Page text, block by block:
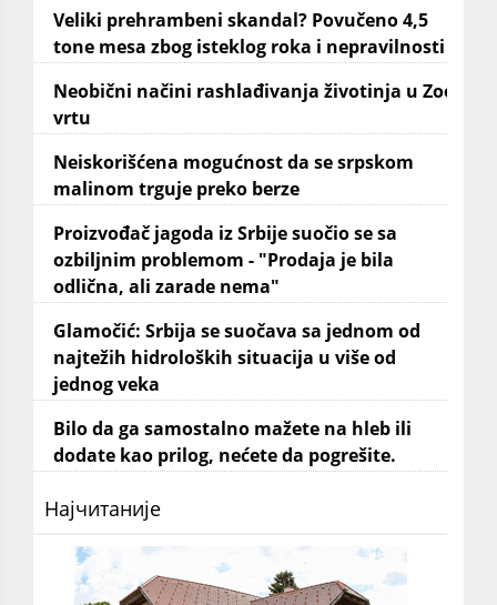
Veliki prehrambeni skandal? Povučeno 4,5
tone mesa zbog isteklog roka i nepravilnosti
Neobični načini rashlađivanja životinja u Zoo
vrtu
Neiskorišćena mogućnost da se srpskom
malinom trguje preko berze
Proizvođač jagoda iz Srbije suočio se sa
ozbiljnim problemom - "Prodaja je bila
odlična, ali zarade nema"
Glamočić: Srbija se suočava sa jednom od
najtežih hidroloških situacija u više od
jednog veka
Bilo da ga samostalno mažete na hleb ili
dodate kao prilog, nećete da pogrešite.
Најчитаније